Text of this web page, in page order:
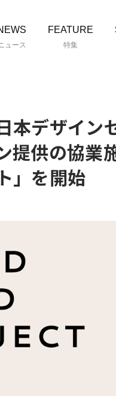
ュース
FEATURE
特集
本デザイン
提供の協業
」を開始